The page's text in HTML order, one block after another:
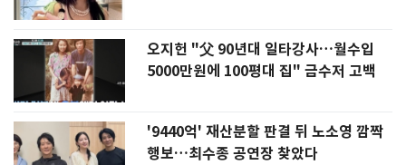
오지헌 "父 90년대 일타강사…월수입
5000만원에 100평대 집" 금수저 고백
'9440억' 재산분할 판결 뒤 노소영 깜짝
행보…최수종 공연장 찾았다